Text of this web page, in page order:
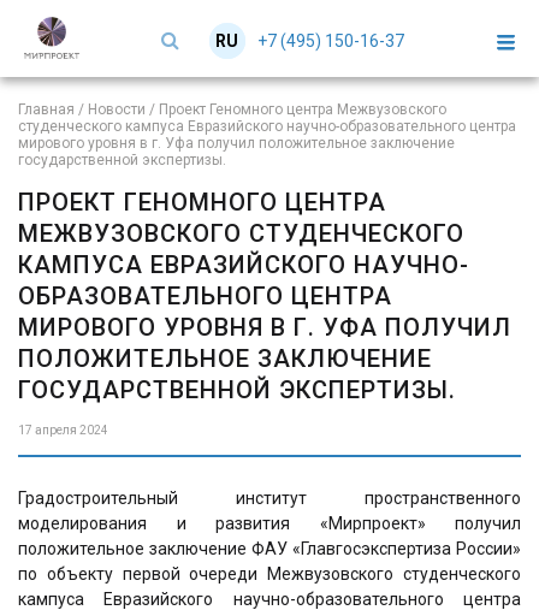
EN
RU +7 (495) 150-16-37
Главная / Новости / Проект Геномного центра Межвузовского
студенческого кампуса Евразийского научно-образовательного центра
мирового уровня в г. Уфа получил положительное заключение
государственной экспертизы.
ПРОЕКТ ГЕНОМНОГО ЦЕНТРА
МЕЖВУЗОВСКОГО СТУДЕНЧЕСКОГО
КАМПУСА ЕВРАЗИЙСКОГО НАУЧНО-
ОБРАЗОВАТЕЛЬНОГО ЦЕНТРА
МИРОВОГО УРОВНЯ В Г. УФА ПОЛУЧИЛ
ПОЛОЖИТЕЛЬНОЕ ЗАКЛЮЧЕНИЕ
ГОСУДАРСТВЕННОЙ ЭКСПЕРТИЗЫ.
17 апреля 2024
Градостроительный институт пространственного
моделирования и развития «Мирпроект» получил
положительное заключение ФАУ «Главгосэкспертиза России»
по объекту первой очереди Межвузовского студенческого
кампуса Евразийского научно-образовательного центра